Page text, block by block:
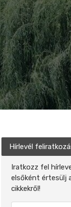
Hírlevél
Iratkozz fel
elsőként értesülj
cikkekről!